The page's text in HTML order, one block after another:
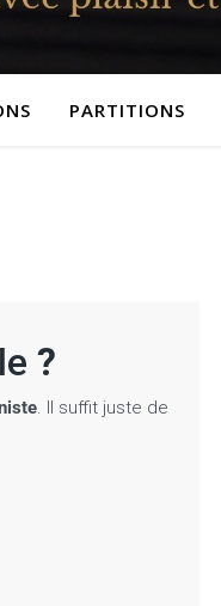
PARTITIONS
?
. Il suffit juste de